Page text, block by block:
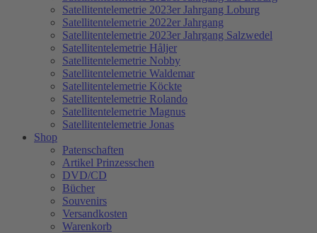
Satellitentelemetrie 2023er Jahrgang Loburg
Satellitentelemetrie 2022er Jahrgang
Satellitentelemetrie 2023er Jahrgang Salzwedel
Satellitentelemetrie Håljer
Satellitentelemetrie Nobby
Satellitentelemetrie Waldemar
Satellitentelemetrie Köckte
Satellitentelemetrie Rolando
Satellitentelemetrie Magnus
Satellitentelemetrie Jonas
Shop
Patenschaften
Artikel Prinzesschen
DVD/CD
Bücher
Souvenirs
Versandkosten
Warenkorb